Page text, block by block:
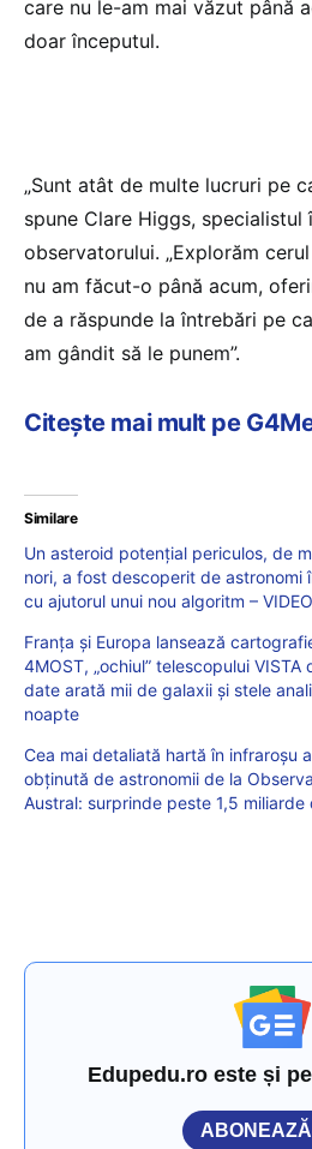
care nu le-am mai văzut până
doar începutul.
„Sunt atât de multe lucruri pe
spune Clare Higgs, specialistul
observatorului. „Explorăm
nu am făcut-o până acum,
de a răspunde la întrebări pe
am gândit să le punem”.
Citește mai mult pe
Similare
Un asteroid potențial periculos, de
nori, a fost descoperit de astronomi
cu ajutorul unui nou algoritm – VIDEO
Franța și Europa lansează
4MOST, „ochiul” telescopului VISTA
date arată mii de galaxii și stele
noapte
Cea mai detaliată hartă în infraroșu
obținută de astronomii de la
Austral: surprinde peste 1,5
Edupedu.ro este și